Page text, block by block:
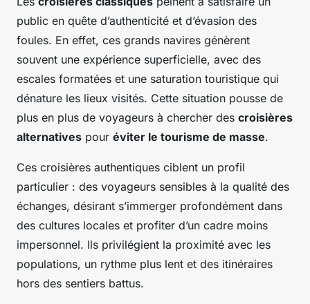
public en quête d’authenticité et d’évasion des
foules. En effet, ces grands navires génèrent
souvent une expérience superficielle, avec des
escales formatées et une saturation touristique qui
dénature les lieux visités. Cette situation pousse de
plus en plus de voyageurs à chercher des croisières
alternatives pour éviter le tourisme de masse.
Ces croisières authentiques ciblent un profil
particulier : des voyageurs sensibles à la qualité des
échanges, désirant s’immerger profondément dans
des cultures locales et profiter d’un cadre moins
impersonnel. Ils privilégient la proximité avec les
populations, un rythme plus lent et des itinéraires
hors des sentiers battus.